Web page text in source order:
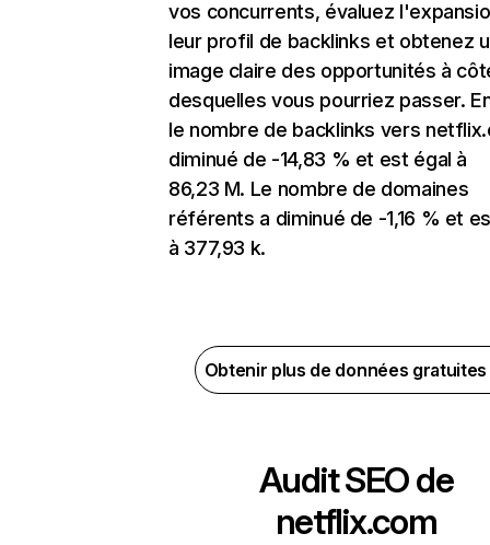
vos concurrents, évaluez
leur profil de backlinks et obtenez
image claire des opportunités à
desquelles vous pourriez passer.
le nombre de backlinks vers
diminué de -14,83 % et est égal à
86,23 M. Le nombre de domaines
référents a diminué de -1,16 % et
à 377,93 k.
Obtenir plus de données
Audit SEO de
netflix.com